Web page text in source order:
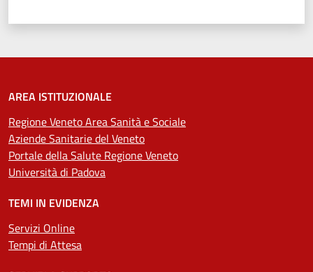
AREA ISTITUZIONALE
Regione Veneto Area Sanità e Sociale
Aziende Sanitarie del Veneto
Portale della Salute Regione Veneto
Università di Padova
TEMI IN EVIDENZA
Servizi Online
Tempi di Attesa